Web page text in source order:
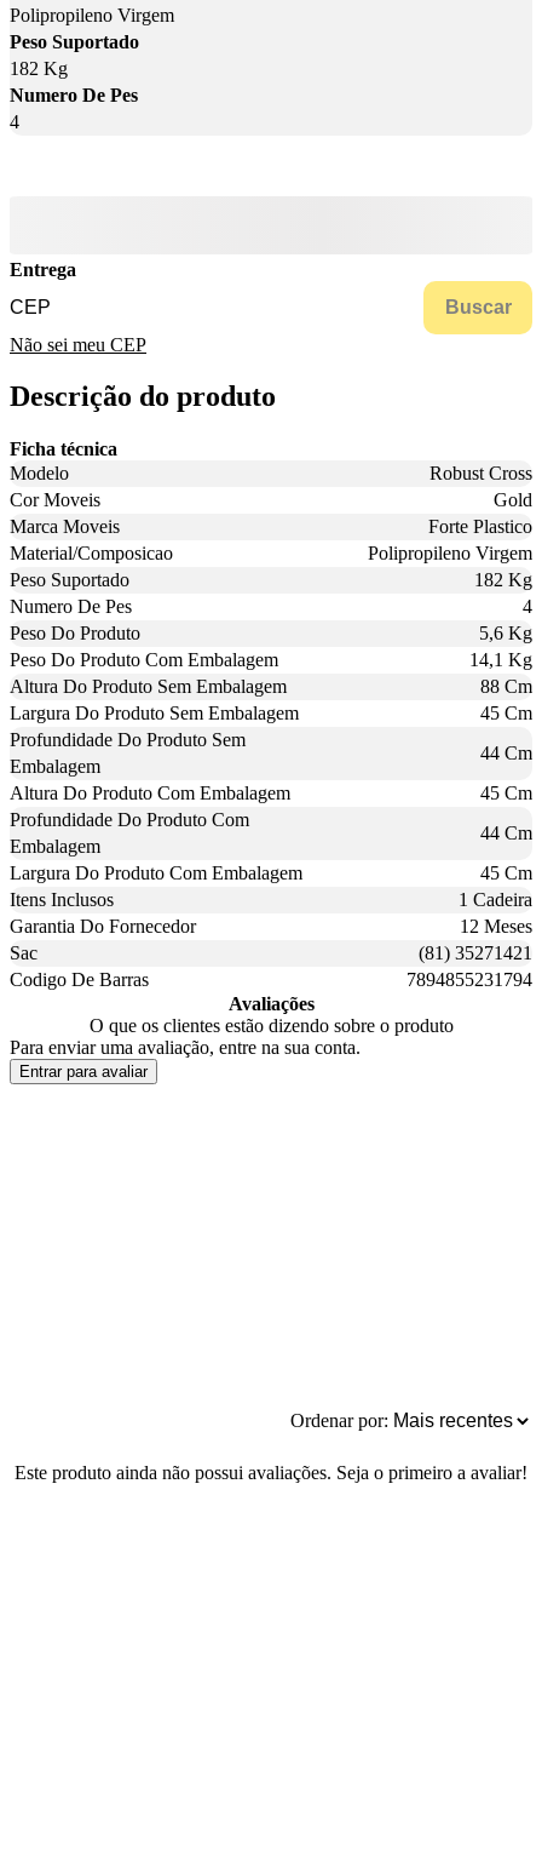
Polipropileno Virgem
Peso Suportado
182 Kg
Numero De Pes
4
Entrega
Buscar
Não sei meu CEP
Descrição do produto
Ficha técnica
Modelo
Robust Cross
Cor Moveis
Gold
Marca Moveis
Forte Plastico
Material/Composicao
Polipropileno Virgem
Peso Suportado
182 Kg
Numero De Pes
4
Peso Do Produto
5,6 Kg
Peso Do Produto Com Embalagem
14,1 Kg
Altura Do Produto Sem Embalagem
88 Cm
Largura Do Produto Sem Embalagem
45 Cm
Profundidade Do Produto Sem
Embalagem
44 Cm
Altura Do Produto Com Embalagem
45 Cm
Profundidade Do Produto Com
Embalagem
44 Cm
Largura Do Produto Com Embalagem
45 Cm
Itens Inclusos
1 Cadeira
Garantia Do Fornecedor
12 Meses
Sac
(81) 35271421
Codigo De Barras
7894855231794
Avaliações
O que os clientes estão dizendo sobre o produto
Para enviar uma avaliação, entre na sua conta.
Entrar para avaliar
Ordenar por:
Este produto ainda não possui avaliações. Seja o primeiro a avaliar!